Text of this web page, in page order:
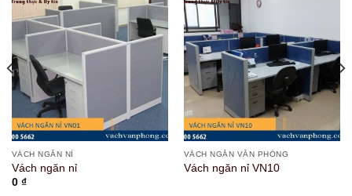
VÁCH NGĂN NỈ
Vách ngăn nỉ
0 ₫
VÁCH NGĂN VĂN PHÒNG
Vách ngăn nỉ VN10